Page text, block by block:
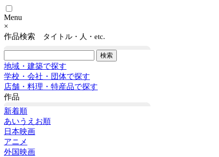
Menu
×
作品検索
タイトル・人・etc.
地域・建築で探す
学校・会社・団体で探す
店舗・料理・特産品で探す
作品
新着順
あいうえお順
日本映画
アニメ
外国映画